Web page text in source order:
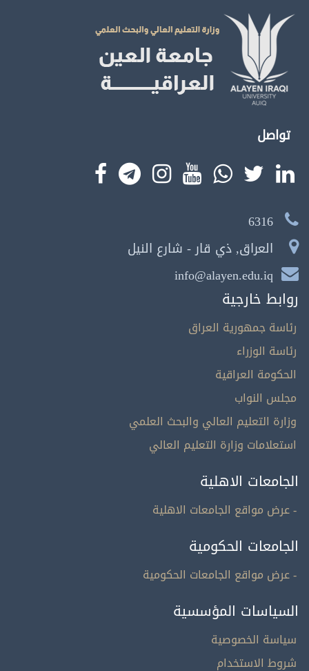
تواصل
6316
العراق, ذي قار - شارع النيل
info@alayen.edu.iq
روابط خارجية
رئاسة جمهورية العراق
رئاسة الوزراء
الحكومة العراقية
مجلس النواب
وزارة التعليم العالي والبحث العلمي
استعلامات وزارة التعليم العالي
الجامعات الاهلية
- عرض مواقع الجامعات الاهلية
الجامعات الحكومية
- عرض مواقع الجامعات الحكومية
السياسات المؤسسية
سياسة الخصوصية
شروط الاستخدام